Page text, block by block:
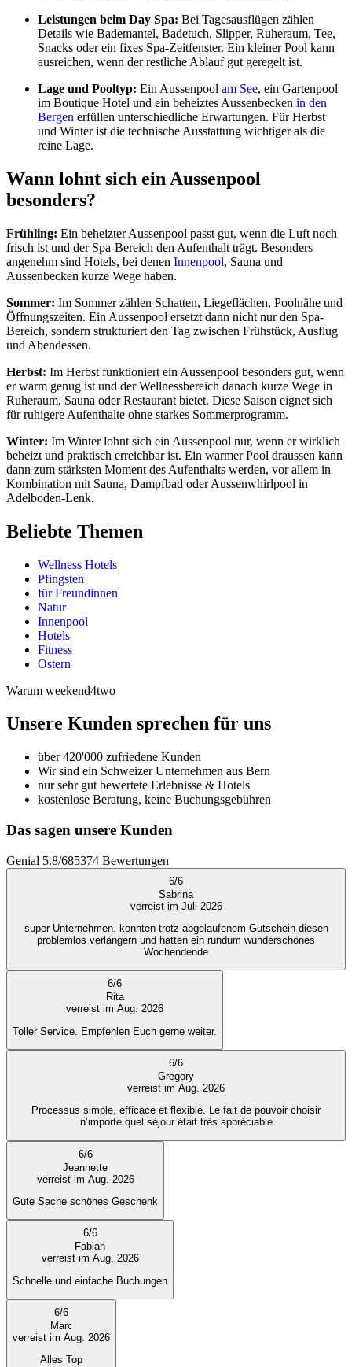
Leistungen beim Day Spa: Bei Tagesausflügen zählen
Details wie Bademantel, Badetuch, Slipper, Ruheraum, Tee,
Snacks oder ein fixes Spa-Zeitfenster. Ein kleiner Pool kann
ausreichen, wenn der restliche Ablauf gut geregelt ist.
Lage und Pooltyp: Ein Aussenpool am See, ein Gartenpool
im Boutique Hotel und ein beheiztes Aussenbecken in den
Bergen erfüllen unterschiedliche Erwartungen. Für Herbst
und Winter ist die technische Ausstattung wichtiger als die
reine Lage.
Wann lohnt sich ein Aussenpool
besonders?
Frühling: Ein beheizter Aussenpool passt gut, wenn die Luft noch
frisch ist und der Spa-Bereich den Aufenthalt trägt. Besonders
angenehm sind Hotels, bei denen Innenpool, Sauna und
Aussenbecken kurze Wege haben.
Sommer: Im Sommer zählen Schatten, Liegeflächen, Poolnähe und
Öffnungszeiten. Ein Aussenpool ersetzt dann nicht nur den Spa-
Bereich, sondern strukturiert den Tag zwischen Frühstück, Ausflug
und Abendessen.
Herbst: Im Herbst funktioniert ein Aussenpool besonders gut, wenn
er warm genug ist und der Wellnessbereich danach kurze Wege in
Ruheraum, Sauna oder Restaurant bietet. Diese Saison eignet sich
für ruhigere Aufenthalte ohne starkes Sommerprogramm.
Winter: Im Winter lohnt sich ein Aussenpool nur, wenn er wirklich
beheizt und praktisch erreichbar ist. Ein warmer Pool draussen kann
dann zum stärksten Moment des Aufenthalts werden, vor allem in
Kombination mit Sauna, Dampfbad oder Aussenwhirlpool in
Adelboden-Lenk.
Beliebte Themen
Wellness Hotels
Pfingsten
für Freundinnen
Natur
Innenpool
Hotels
Fitness
Ostern
Warum weekend4two
Unsere Kunden sprechen für uns
über 420'000 zufriedene Kunden
Wir sind ein Schweizer Unternehmen aus Bern
nur sehr gut bewertete Erlebnisse & Hotels
kostenlose Beratung, keine Buchungsgebühren
Das sagen unsere Kunden
Genial 5.8/685374 Bewertungen
6/6
Sabrina
verreist im Juli 2026
super Unternehmen. konnten trotz abgelaufenem Gutschein diesen
problemlos verlängern und hatten ein rundum wunderschönes
Wochendende
6/6
Rita
verreist im Aug. 2026
Toller Service. Empfehlen Euch gerne weiter.
6/6
Gregory
verreist im Aug. 2026
Processus simple, efficace et flexible. Le fait de pouvoir choisir
n’importe quel séjour était très appréciable
6/6
Jeannette
verreist im Aug. 2026
Gute Sache schönes Geschenk
6/6
Fabian
verreist im Aug. 2026
Schnelle und einfache Buchungen
6/6
Marc
verreist im Aug. 2026
Alles Top